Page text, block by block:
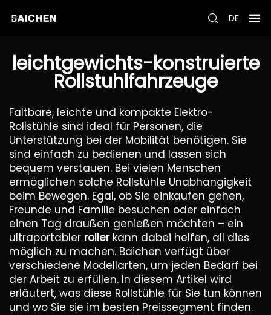
DE
leichtgewichts-konstruierte
Rollstuhlfahrzeuge
Faltbare, leichte und kompakte Elektro-
Rollstühle sind ideal für Personen, die
Unterstützung bei der Mobilität benötigen. Sie
sind einfach zu bedienen und lassen sich
bequem verstauen. Bei vielen Menschen
ermöglichen solche Rollstühle Unabhängigkeit
beim Bewegen. Egal, ob Sie einkaufen gehen,
Freunde und Familie besuchen oder einfach
einen Tag draußen genießen möchten – ein
ultraportabler roller kann dabei helfen, all dies
möglich zu machen. Baichen verfügt über
verschiedene Modellarten, um jeden Bedarf bei
der Arbeit zu erfüllen. In diesem Artikel wird
erläutert, was diese Rollstühle für Sie tun können
und wo Sie sie im besten Preissegment finden.